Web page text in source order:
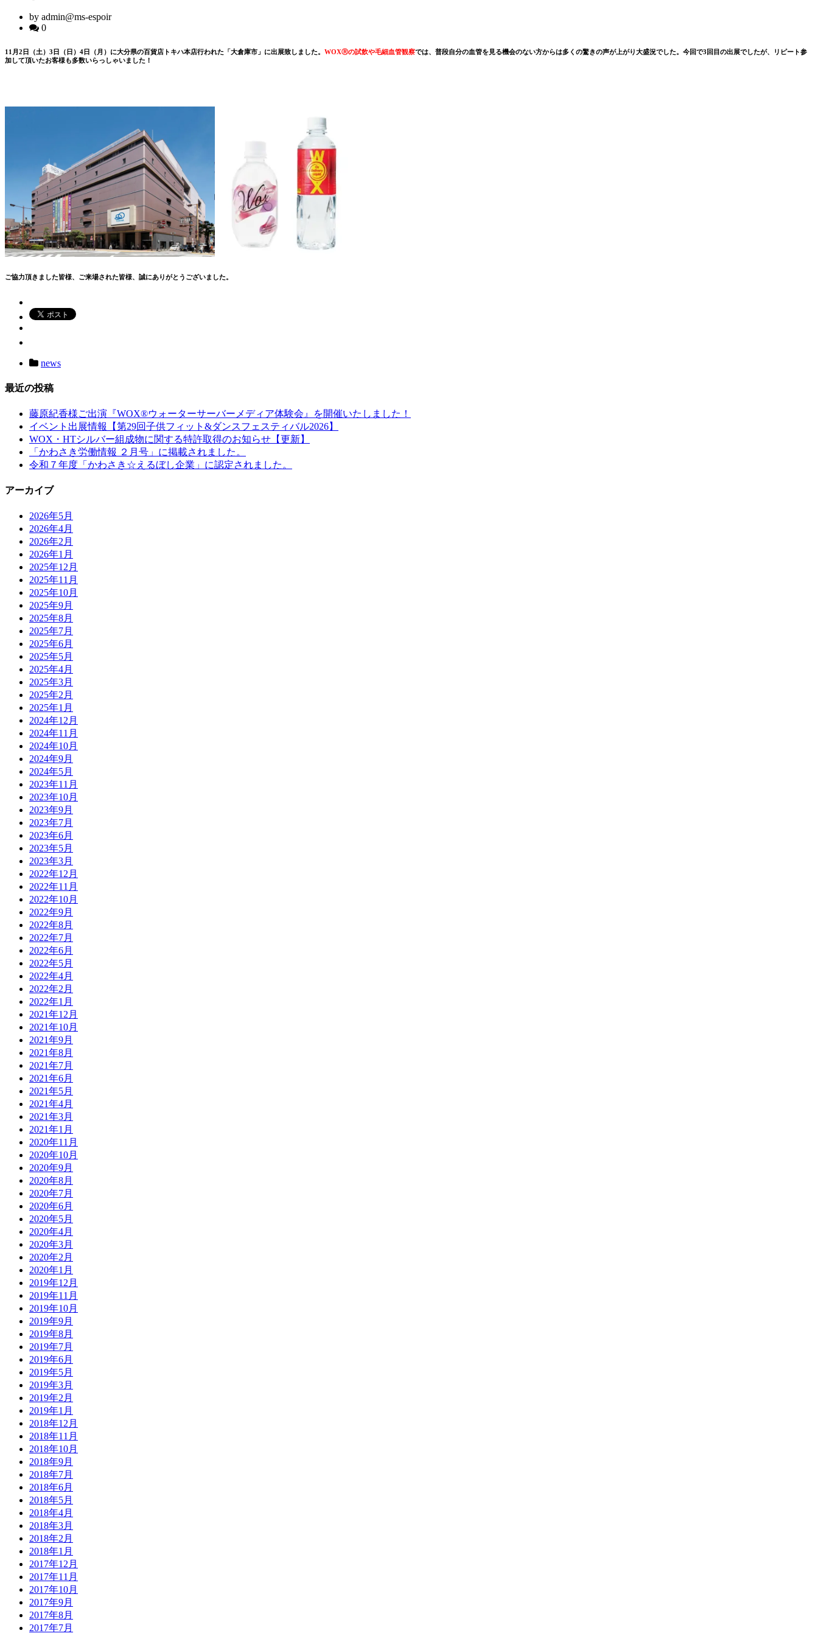
by admin@ms-espoir
0
11月2日（土）3日（日）4日（月）に大分県の百貨店トキハ本店行われた「大倉庫市」に出展致しました。 WOXⓇの試飲や毛細血管観察では、普段自分の血管を見る機会のない方からは多くの驚きの声が上がり大盛況でした。今回で3回目の出展でしたが、リピート参
加して頂いたお客様も多数いらっしゃいました！
ご協力頂きました皆様、ご来場された皆様、誠にありがとうございました。
news
最近の投稿
藤原紀香様ご出演『WOX®ウォーターサーバーメディア体験会』を開催いたしました！
イベント出展情報【第29回子供フィット&ダンスフェスティバル2026】
WOX・HTシルバー組成物に関する特許取得のお知らせ【更新】
「かわさき労働情報 ２月号」に掲載されました。
令和７年度「かわさき☆えるぼし企業」に認定されました。
アーカイブ
2026年5月
2026年4月
2026年2月
2026年1月
2025年12月
2025年11月
2025年10月
2025年9月
2025年8月
2025年7月
2025年6月
2025年5月
2025年4月
2025年3月
2025年2月
2025年1月
2024年12月
2024年11月
2024年10月
2024年9月
2024年5月
2023年11月
2023年10月
2023年9月
2023年7月
2023年6月
2023年5月
2023年3月
2022年12月
2022年11月
2022年10月
2022年9月
2022年8月
2022年7月
2022年6月
2022年5月
2022年4月
2022年2月
2022年1月
2021年12月
2021年10月
2021年9月
2021年8月
2021年7月
2021年6月
2021年5月
2021年4月
2021年3月
2021年1月
2020年11月
2020年10月
2020年9月
2020年8月
2020年7月
2020年6月
2020年5月
2020年4月
2020年3月
2020年2月
2020年1月
2019年12月
2019年11月
2019年10月
2019年9月
2019年8月
2019年7月
2019年6月
2019年5月
2019年3月
2019年2月
2019年1月
2018年12月
2018年11月
2018年10月
2018年9月
2018年7月
2018年6月
2018年5月
2018年4月
2018年3月
2018年2月
2018年1月
2017年12月
2017年11月
2017年10月
2017年9月
2017年8月
2017年7月